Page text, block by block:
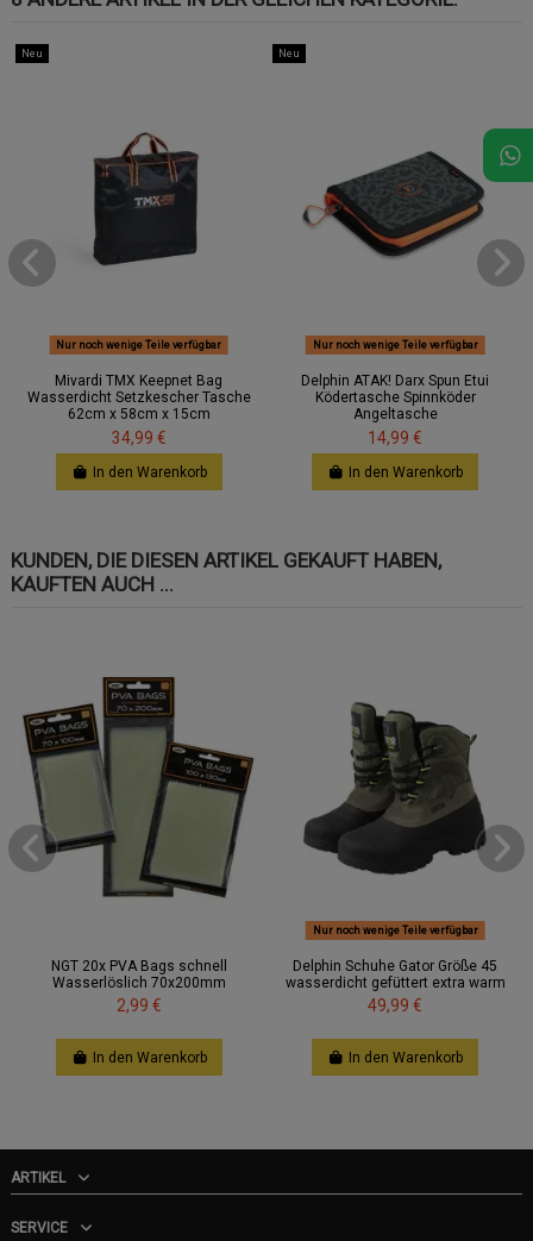
Neu
Nur noch wenige Teile verfügbar
Mivardi TMX Keepnet Bag
Wasserdicht Setzkescher Tasche
62cm x 58cm x 15cm
34,99 €
In den Warenkorb
Neu
Nur noch wenige Teile verfügbar
Delphin ATAK! Darx Spun Etui
Ködertasche Spinnköder
Angeltasche
14,99 €
In den Warenkorb
KUNDEN, DIE DIESEN ARTIKEL GEKAUFT HABEN,
KAUFTEN AUCH ...
NGT 20x PVA Bags schnell
Wasserlöslich 70x200mm
2,99 €
In den Warenkorb
Nur noch wenige Teile verfügbar
Delphin Schuhe Gator Größe 45
wasserdicht gefüttert extra warm
49,99 €
In den Warenkorb
ARTIKEL
SERVICE